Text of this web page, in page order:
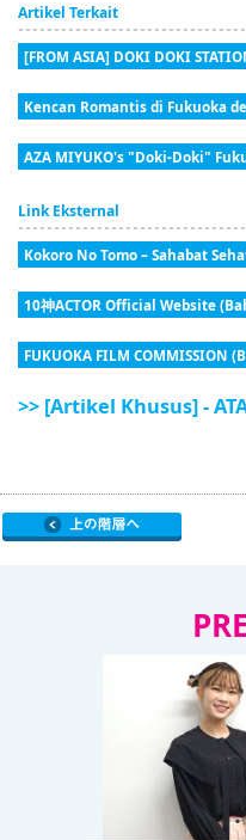
Artikel Terkait
[FROM ASIA] DOKI DOKI
Kencan Romantis di Fukuoka
AZA MIYUKO's "Doki-Doki"
Link Eksternal
Kokoro No Tomo – Sahabat
10神ACTOR Official Website
FUKUOKA FILM COMMISSION
>> [Artikel Khusus] -